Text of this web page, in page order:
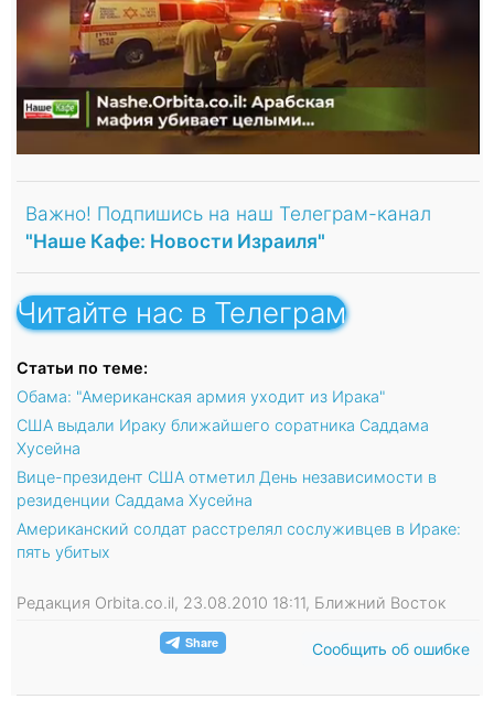
Важно! Подпишись на наш Телеграм-канал
"Наше Кафе: Новости Израиля"
Читайте нас в Телеграм
Статьи по теме:
Обама: "Американская армия уходит из Ирака"
США выдали Ираку ближайшего соратника Саддама
Хусейна
Вице-президент США отметил День независимости в
резиденции Саддама Хусейна
Американский солдат расстрелял сослуживцев в Ираке:
пять убитых
Редакция Orbita.co.il, 23.08.2010 18:11, Ближний Восток
Сообщить об ошибке